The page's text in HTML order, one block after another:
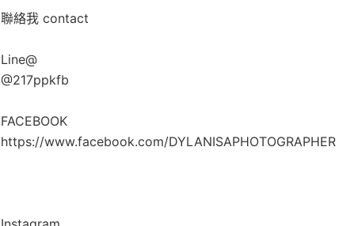
聯絡我 contact
Line@
@217ppkfb
FACEBOOK
https://www.facebook.com/DYLANISAPHOTOGRAPHER